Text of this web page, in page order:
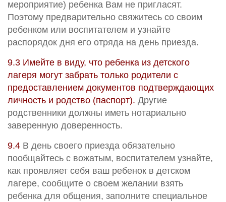
мероприятие) ребенка Вам не пригласят.
Поэтому предварительно свяжитесь со своим
ребенком или воспитателем и узнайте
распорядок дня его отряда на день приезда.
9.3 Имейте в виду, что ребенка из детского
лагеря могут забрать только родители с
предоставлением документов подтверждающих
личность и родство (паспорт). Другие
родственники должны иметь нотариально
заверенную доверенность.
9.4 В день своего приезда обязательно
пообщайтесь с вожатым, воспитателем узнайте,
как проявляет себя ваш ребенок в детском
лагере, сообщите о своем желании взять
ребенка для общения, заполните специальное